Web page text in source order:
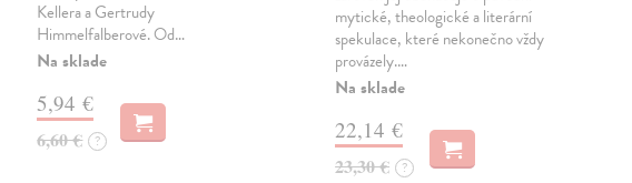
Kellera a Gertrudy
Himmelfalberové. Od…
Na sklade
5,94 €
6,60 € ?
mytické, theologické a literární
spekulace, které nekonečno vždy
provázely.…
Na sklade
22,14 €
23,30 € ?